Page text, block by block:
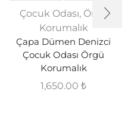
Çocuk Odası, Örgü
Korumalık
Çapa Dümen Denizci
Çocuk Odası Örgü
Korumalık
1,650.00₺